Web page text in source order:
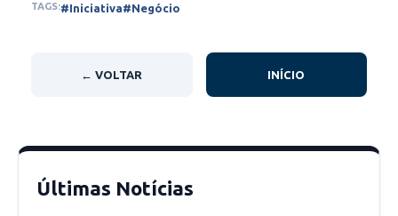
receitas, algumas não conseguiam fazer e
Quando voltei a morar em Dom Expedito
Lopes, minhas irmãs e amigas ficavam
TAGS:#Iniciativa#Negócio
← VOLTAR INÍCIO
Últimas Notícias